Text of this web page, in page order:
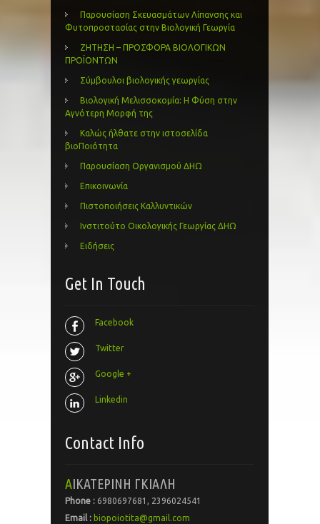
Παρουσίαση Σκευασμάτων Λίπανσης και
Φυτοπροστασίας στην Βιολογική Γεωργία
ΖΗΤΗΣΗ – ΠΡΟΣΦΟΡΑ ΒΙΟΛΟΓΙΚΩΝ
ΠΡΟΪΟΝΤΩΝ
Σύμβουλοι βιολογικής γεωργίας
Βιολογική Μελισσοκομία: Η Φύση στην
Αγνότερη Μορφή της
Καλώς ήλθατε στην ιστοσελίδα
βιοΠοιότητα
Παρουσίαση Οργανισμού ΔΗΩ
Επικοινωνία
Πιστοποιήσεις Καλλυντικών
Ινστιτούτο Οικολογικής Γεωργίας ΔΗΩ
Ειδήσεις
Get In Touch
Facebook
Twitter
Google +
Linkedin
Contact Info
ΑΙΚΑΤΕΡΙΝΗ ΓΚΙΑΛΗ
Phone : 6980697681, 2396024541
Email : biopoiotita@gmail.com